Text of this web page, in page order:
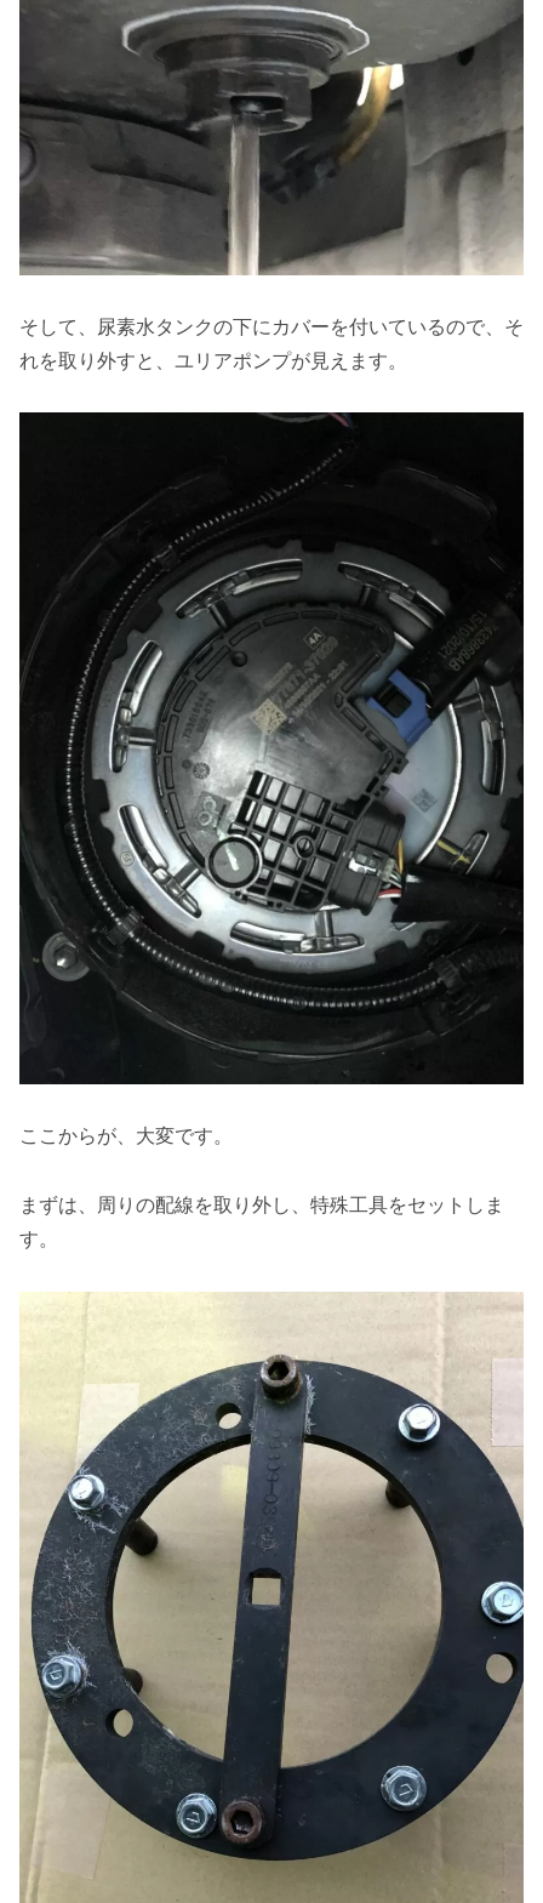
そして、尿素水タンクの下にカバーを付いているので、そ
れを取り外すと、ユリアポンプが見えます。
ここからが、大変です。
まずは、周りの配線を取り外し、特殊工具をセットしま
す。